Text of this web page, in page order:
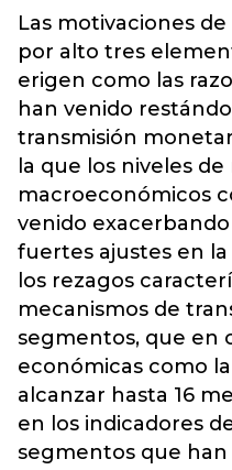
Las motivaciones
por alto tres
erigen como las
han venido
transmisión
la que los niveles
macroeconómicos
venido
fuertes ajustes en
los rezagos
mecanismos de
segmentos, que en
económicas como
alcanzar hasta 16
en los indicadores
segmentos que han